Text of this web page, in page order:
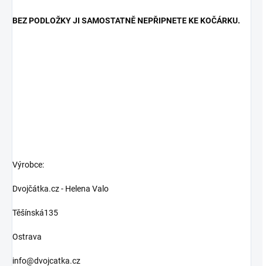
BEZ PODLOŽKY JI SAMOSTATNĚ NEPŘIPNETE KE KOČÁRKU.
Výrobce:
Dvojčátka.cz - Helena Valo
Těšínská135
Ostrava
info@dvojcatka.cz